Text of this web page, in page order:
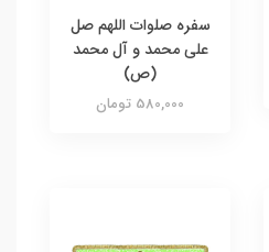
سفره صلوات اللهم صل
علی محمد و آل محمد
(ص)
580,000 تومان